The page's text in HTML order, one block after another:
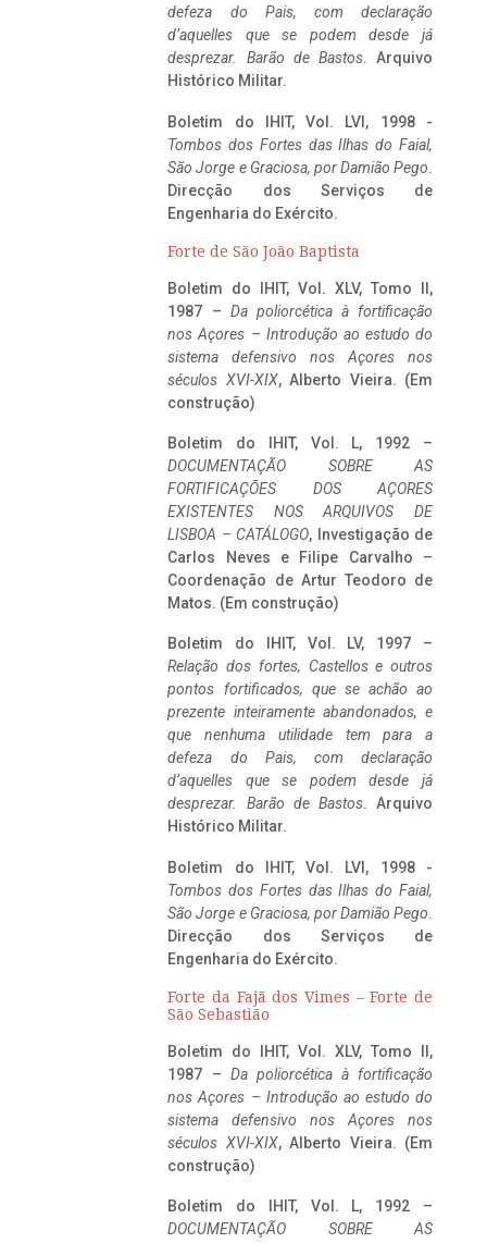
defeza do Pais, com declaração
d’aquelles que se podem desde já
desprezar. Barão de Bastos. Arquivo
Histórico Militar.
Boletim do IHIT, Vol. LVI, 1998 -
Tombos dos Fortes das Ilhas do Faial,
São Jorge e Graciosa, por Damião Pego.
Direcção dos Serviços de
Engenharia do Exército.
Forte de São João Baptista
Boletim do IHIT, Vol. XLV, Tomo II,
1987 – Da poliorcética à fortificação
nos Açores – Introdução ao estudo do
sistema defensivo nos Açores nos
séculos XVI-XIX, Alberto Vieira. (Em
construção)
Boletim do IHIT, Vol. L, 1992 –
DOCUMENTAÇÃO SOBRE AS
FORTIFICAÇÕES DOS AÇORES
EXISTENTES NOS ARQUIVOS DE
LISBOA – CATÁLOGO, Investigação de
Carlos Neves e Filipe Carvalho –
Coordenação de Artur Teodoro de
Matos. (Em construção)
Boletim do IHIT, Vol. LV, 1997 –
Relação dos fortes, Castellos e outros
pontos fortificados, que se achão ao
prezente inteiramente abandonados, e
que nenhuma utilidade tem para a
defeza do Pais, com declaração
d’aquelles que se podem desde já
desprezar. Barão de Bastos. Arquivo
Histórico Militar.
Boletim do IHIT, Vol. LVI, 1998 -
Tombos dos Fortes das Ilhas do Faial,
São Jorge e Graciosa, por Damião Pego.
Direcção dos Serviços de
Engenharia do Exército.
Forte da Fajã dos Vimes – Forte de
São Sebastião
Boletim do IHIT, Vol. XLV, Tomo II,
1987 – Da poliorcética à fortificação
nos Açores – Introdução ao estudo do
sistema defensivo nos Açores nos
séculos XVI-XIX, Alberto Vieira. (Em
construção)
Boletim do IHIT, Vol. L, 1992 –
DOCUMENTAÇÃO SOBRE AS